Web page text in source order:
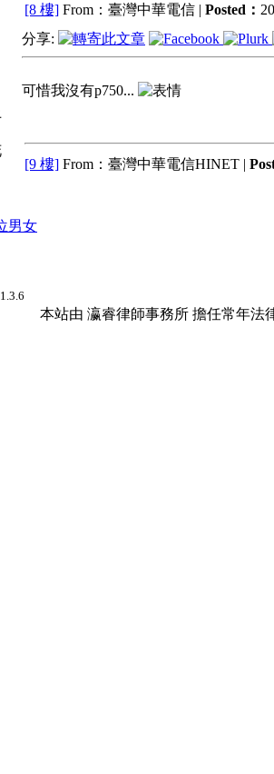
[8 樓] From：臺灣中華電信 | Posted：
分享:
可惜我沒有p750...
[9 樓] From：臺灣中華電信HINET |
男女
本站由 瀛睿律師事務所 擔任常年法